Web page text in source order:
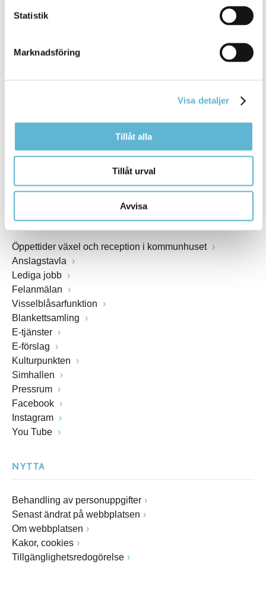
Statistik
Marknadsföring
Visa detaljer
Tillåt alla
Tillåt urval
Avvisa
Besöksadress
Postadress
www.bromolla.se
Växel: 0456-82 20 00
Öppettider växel och reception i kommunhuset
Anslagstavla
Lediga jobb
Felanmälan
Visselblåsarfunktion
Blankettsamling
E-tjänster
E-förslag
Kulturpunkten
Simhallen
Pressrum
Facebook
Instagram
You Tube
NYTTA
Behandling av personuppgifter
Senast ändrat på webbplatsen
Om webbplatsen
Kakor, cookies
Tillgänglighetsredogörelse